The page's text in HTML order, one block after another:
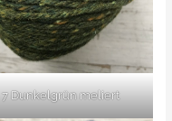
7 Dunkelgrün meliert